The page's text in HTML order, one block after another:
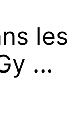
les
…